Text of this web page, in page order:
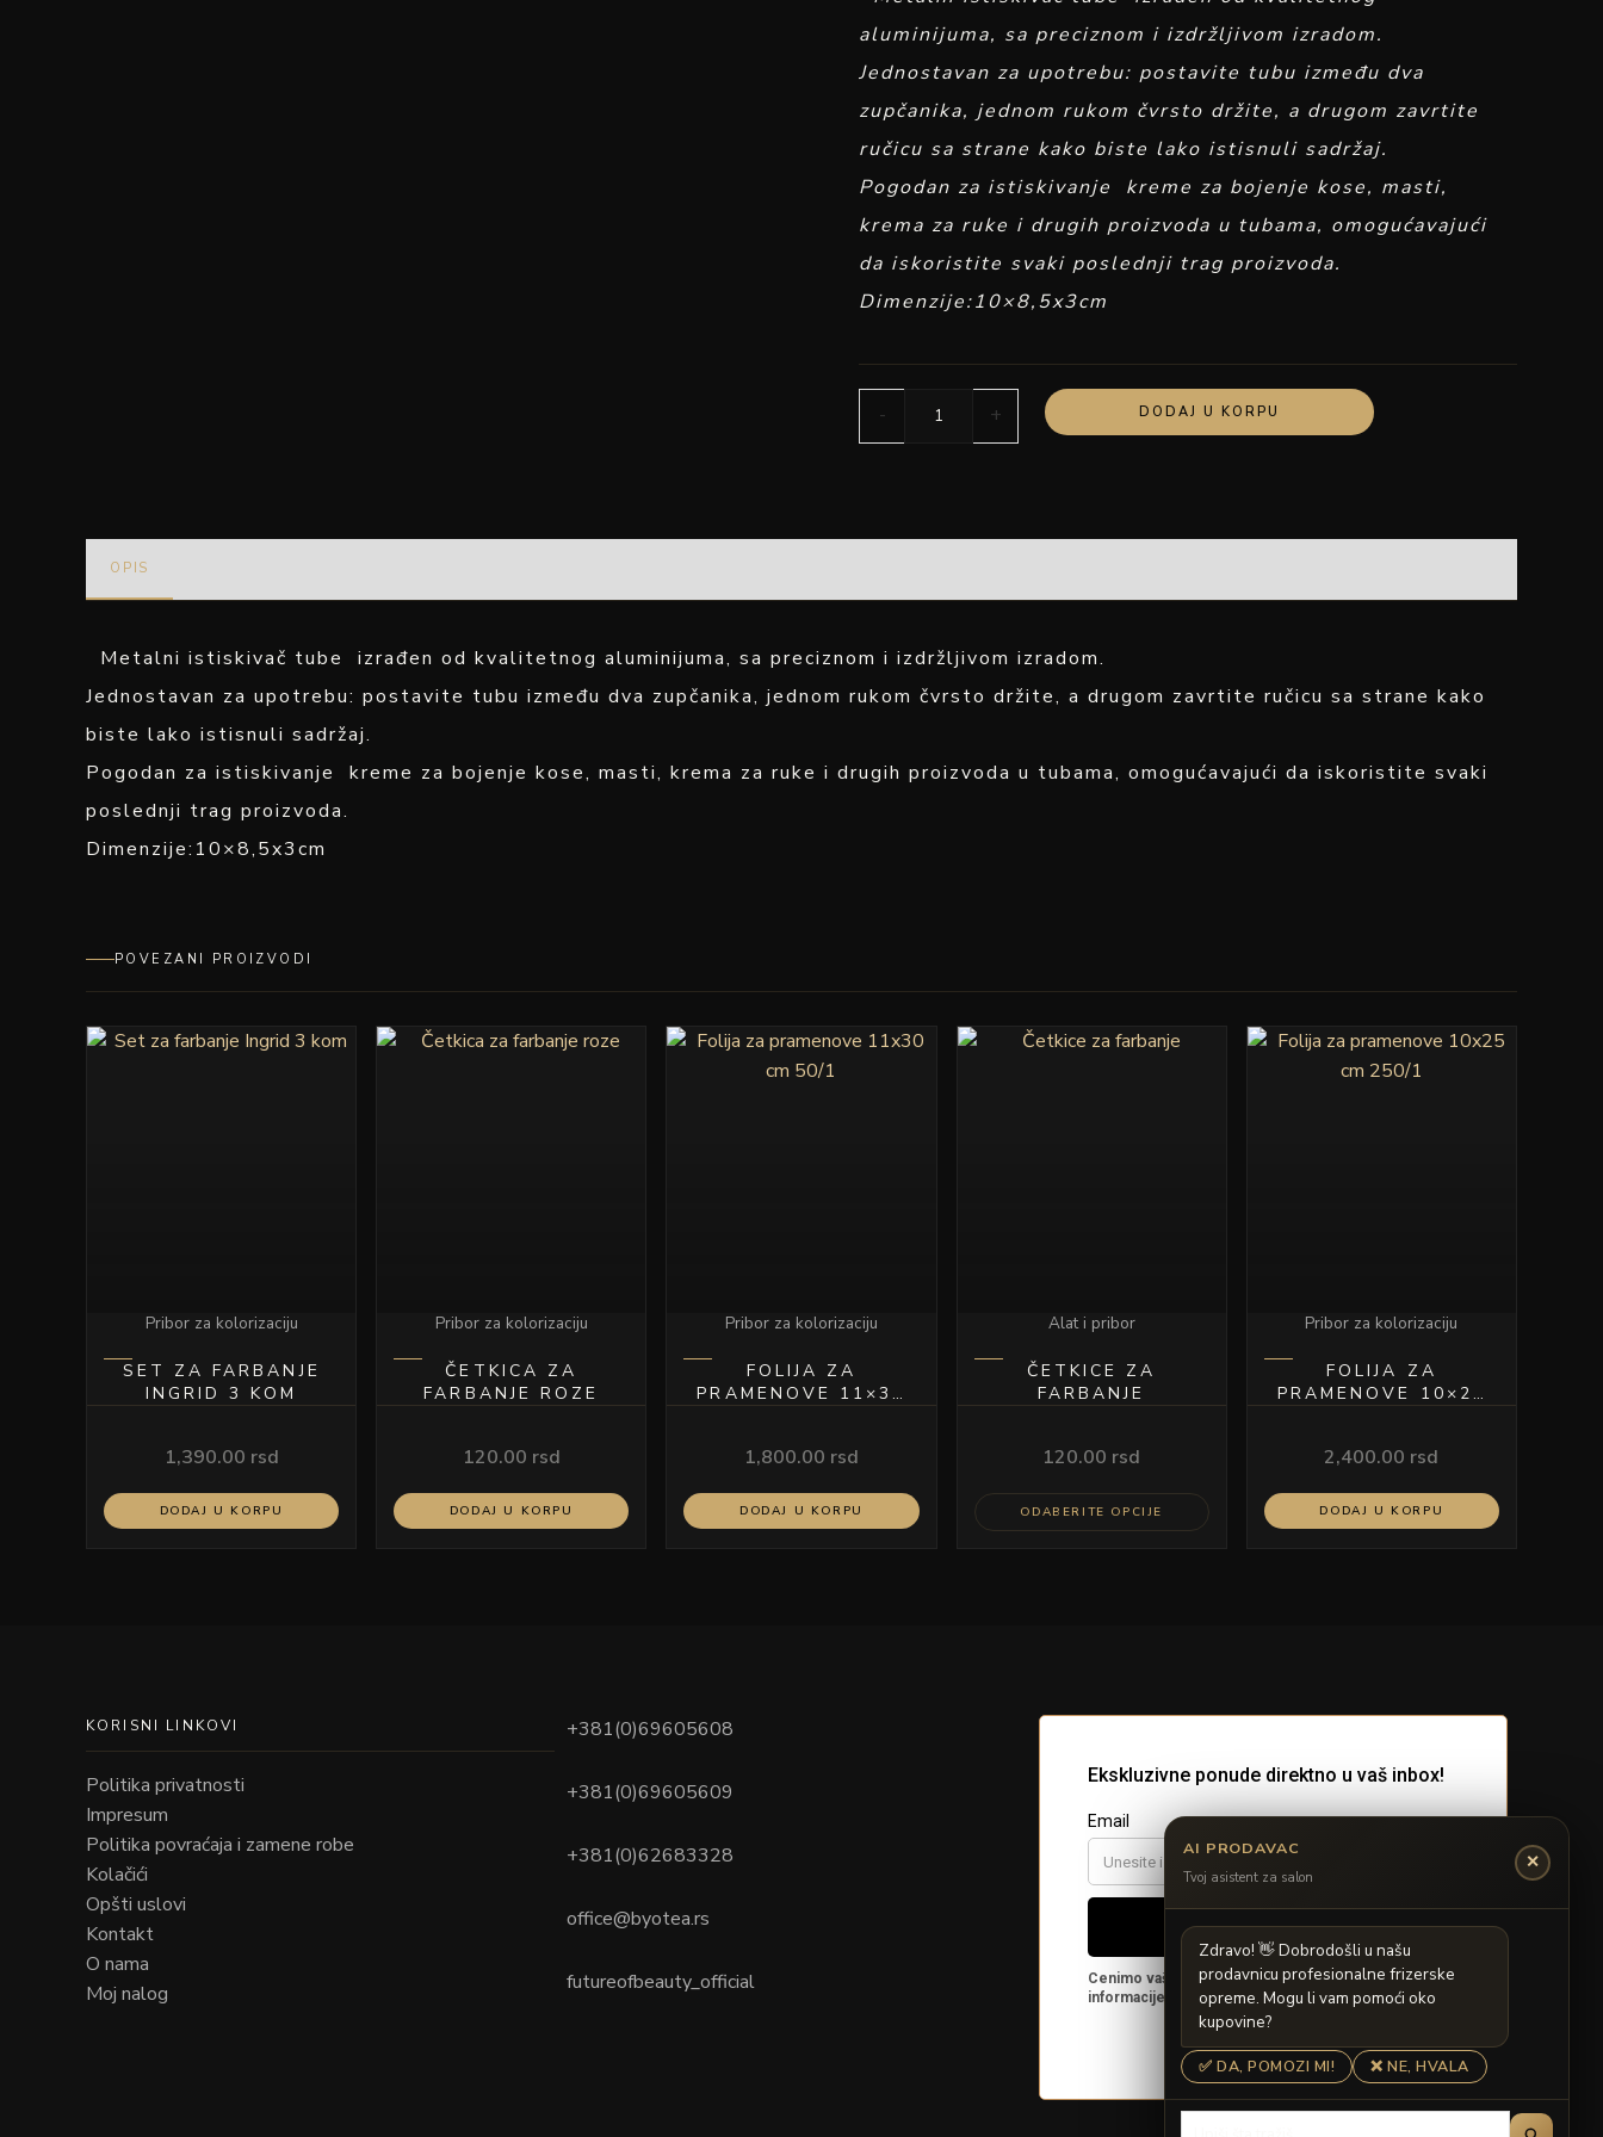
aluminijuma, sa preciznom i izdržljivom izradom.
Jednostavan za upotrebu: postavite tubu između dva
zupčanika, jednom rukom čvrsto držite, a drugom zavrtite
ručicu sa strane kako biste lako istisnuli sadržaj.
Pogodan za istiskivanje kreme za bojenje kose, masti,
krema za ruke i drugih proizvoda u tubama, omogućavajući
da iskoristite svaki poslednji trag proizvoda.
Dimenzije:10×8,5x3cm
- + DODAJ U KORPU
OPIS
Metalni istiskivač tube izrađen od kvalitetnog aluminijuma, sa preciznom i izdržljivom izradom.
Jednostavan za upotrebu: postavite tubu između dva zupčanika, jednom rukom čvrsto držite, a drugom zavrtite ručicu sa strane kako
biste lako istisnuli sadržaj.
Pogodan za istiskivanje kreme za bojenje kose, masti, krema za ruke i drugih proizvoda u tubama, omogućavajući da iskoristite svaki
poslednji trag proizvoda.
Dimenzije:10×8,5x3cm
POVEZANI PROIZVODI
Pribor za kolorizaciju
SET ZA FARBANJE
INGRID 3 KOM
1,390.00 rsd
DODAJ U KORPU
Pribor za kolorizaciju
ČETKICA ZA
FARBANJE ROZE
120.00 rsd
DODAJ U KORPU
Pribor za kolorizaciju
FOLIJA ZA
PRAMENOVE 11×30
1,800.00 rsd
DODAJ U KORPU
Alat i pribor
ČETKICE ZA
FARBANJE
120.00 rsd
ODABERITE OPCIJE
Ovaj
stranici
proizvoda.
Pribor za kolorizaciju
FOLIJA ZA
PRAMENOVE 10×25
2,400.00 rsd
DODAJ U KORPU
KORISNI LINKOVI
Politika privatnosti
Impresum
Politika povraćaja i zamene robe
Kolačići
Opšti uslovi
Kontakt
O nama
Moj nalog
+381(0)69605608
+381(0)69605609
+381(0)62683328
office@byotea.rs
futureofbeauty_official
AI PRODAVAC
Tvoj asistent za salon
✕
Zdravo! Dobrodošli u našu
prodavnicu profesionalne frizerske
opreme. Mogu li vam pomoći oko
kupovine?
✅ DA, POMOZI MI! ❌ NE, HVALA